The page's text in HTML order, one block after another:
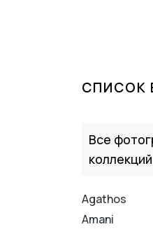
СПИСОК
Все
коллекций
Agathos
Amani